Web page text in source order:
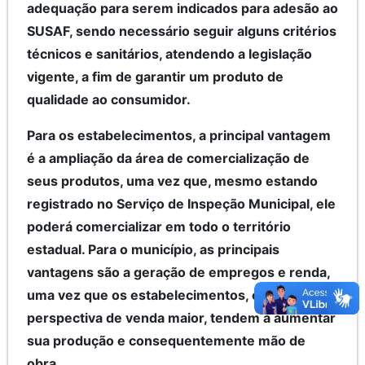
adequação para serem indicados para adesão ao
SUSAF, sendo necessário seguir alguns critérios
técnicos e sanitários, atendendo a legislação
vigente, a fim de garantir um produto de
qualidade ao consumidor.
Para os estabelecimentos, a principal vantagem
é a ampliação da área de comercialização de
seus produtos, uma vez que, mesmo estando
registrado no Serviço de Inspeção Municipal, ele
poderá comercializar em todo o território
estadual. Para o município, as principais
vantagens são a geração de empregos e renda,
uma vez que os estabelecimentos, com uma
perspectiva de venda maior, tendem a aumentar
sua produção e consequentemente mão de